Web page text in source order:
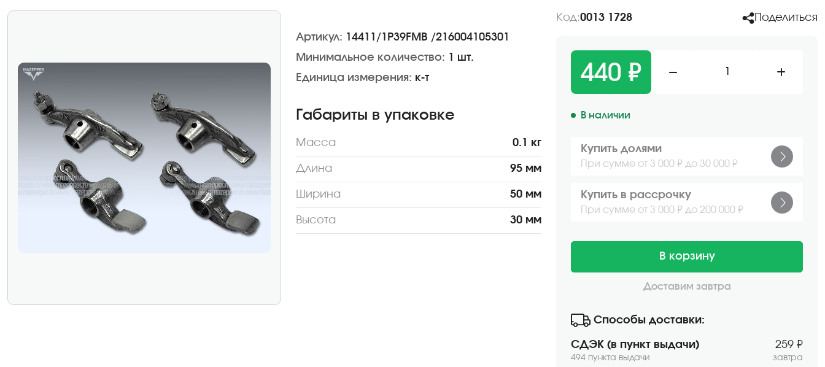
Артикул: 14411/1P39FMВ /216004105301
Минимальное количество: 1 шт.
Единица измерения: к-т
Габариты в упаковке
Масса 0.1 кг
Длина 95 мм
Ширина 50 мм
Высота 30 мм
Код:0013 1728 Поделиться
440 ₽ 1
В наличии
Купить долями
При сумме от 3 000 ₽ до 30 000 ₽
Купить в рассрочку
При сумме от 3 000 ₽ до 200 000 ₽
В корзину
Доставим завтра
Способы доставки:
СДЭК (в пункт выдачи)
494 пункта выдачи
259 ₽
завтра